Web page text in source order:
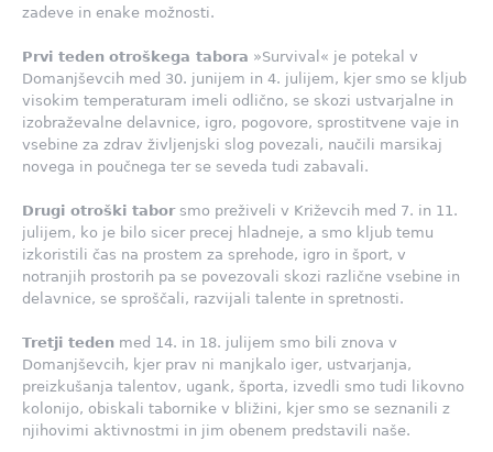
zadeve in enake možnosti.
Prvi teden otroškega tabora »Survival« je potekal v
Domanjševcih med 30. junijem in 4. julijem, kjer smo se kljub
visokim temperaturam imeli odlično, se skozi ustvarjalne in
izobraževalne delavnice, igro, pogovore, sprostitvene vaje in
vsebine za zdrav življenjski slog povezali, naučili marsikaj
novega in poučnega ter se seveda tudi zabavali.
Drugi otroški taborsmo preživeli v Križevcih med 7. in 11.
julijem, ko je bilo sicer precej hladneje, a smo kljub temu
izkoristili čas na prostem za sprehode, igro in šport, v
notranjih prostorih pa se povezovali skozi različne vsebine in
delavnice, se sproščali, razvijali talente in spretnosti.
Tretji teden med 14. in 18. julijem smo bili znova v
Domanjševcih, kjer prav ni manjkalo iger, ustvarjanja,
preizkušanja talentov, ugank, športa, izvedli smo tudi likovno
kolonijo, obiskali tabornike v bližini, kjer smo se seznanili z
njihovimi aktivnostmi in jim obenem predstavili naše.